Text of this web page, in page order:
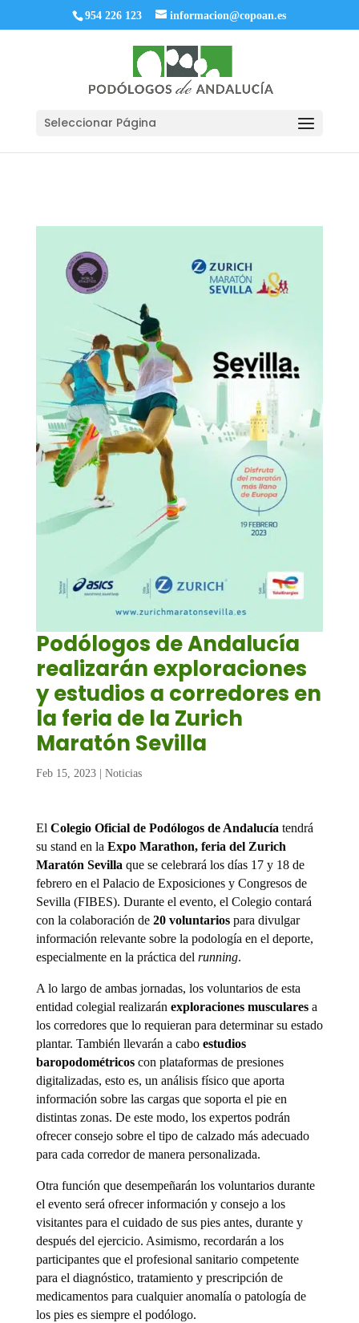
954 226 123 informacion@copoan.es
Seleccionar Página
Podólogos de Andalucía
realizarán exploraciones
y estudios a corredores en
la feria de la Zurich
Maratón Sevilla
Feb 15, 2023| Noticias
El Colegio Oficial de Podólogos de Andalucía tendrá
su stand en la Expo Marathon, feria del Zurich
Maratón Sevilla que se celebrará los días 17 y 18 de
febrero en el Palacio de Exposiciones y Congresos de
Sevilla (FIBES). Durante el evento, el Colegio contará
con la colaboración de 20 voluntariospara divulgar
información relevante sobre la podología en el deporte,
especialmente en la práctica del running.
A lo largo de ambas jornadas, los voluntarios de esta
entidad colegial realizarán exploraciones muscularesa
los corredores que lo requieran para determinar su estado
plantar. También llevarán a cabo estudios
baropodométricoscon plataformas de presiones
digitalizadas, esto es, un análisis físico que aporta
información sobre las cargas que soporta el pie en
distintas zonas. De este modo, los expertos podrán
ofrecer consejo sobre el tipo de calzado más adecuado
para cada corredor de manera personalizada.
Otra función que desempeñarán los voluntarios durante
el evento será ofrecer información y consejo a los
visitantes para el cuidado de sus pies antes, durante y
después del ejercicio. Asimismo, recordarán a los
participantes que el profesional sanitario competente
para el diagnóstico, tratamiento y prescripción de
medicamentos para cualquier anomalía o patología de
los pies es siempre el podólogo.